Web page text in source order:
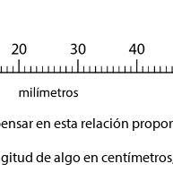
en esta relación
de algo en